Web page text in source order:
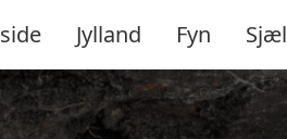
Jylland Fyn